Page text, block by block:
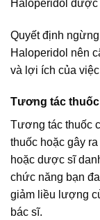
Haloperidol được
Quyết định
Haloperidol nên
và lợi ích của
Tương tác thuốc
Tương tác thuốc
thuốc hoặc gây
hoặc dược sĩ
chức năng bạn
giảm liều lượng
bác sĩ.